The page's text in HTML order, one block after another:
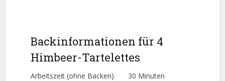
Backinformationen für 4
Himbeer-Tartelettes
Arbeitszeit (ohne Backen) 30 Minuten